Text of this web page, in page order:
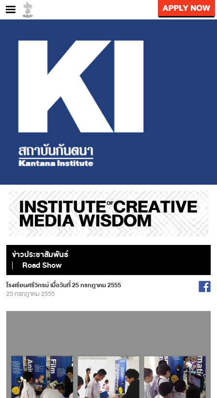
ข่าวประชาสัมพันธ์
Road Show
โรงเรียนศรีวิกรม์ เมื่อวันที่ 25 กรกฎาคม 2555
25 กรกฎาคม 2555